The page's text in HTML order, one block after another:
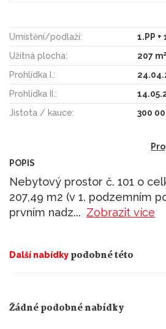
Umístění/podlaží:
1.PP +
Užitná plocha:
207 m2
Prohlídka I.:
Prohlídka II.:
Jistota / kauce:
300
POPIS
Nebytový prostor č. 101 o
207,49 m2 (v 1. podzemním
prvním nadz... Zobrazit více
Další nabídky podobné této
Žádné podobné nabídky